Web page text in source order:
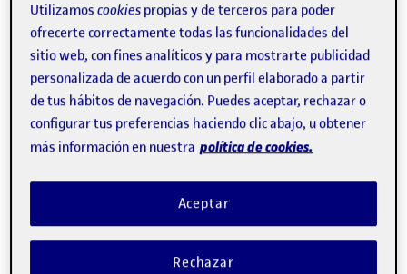
desemboquen en problemas más importantes, con lo
que fomentarán un ambiente de colaboración y de
respeto. Estas habilidades no solo mejoran la
comunicación y la comprensión mutua, sino que también
ayudan a desarrollar soluciones creativas y beneficiosas
para todas las partes implicadas, lo que llevará a
aumentar la cohesión y la eficiencia en cualquier grupo u
Los cursos de resolución de conflictos de la UOC te
Utilizamoscookies propias y de terceros para poder
ofrecerte correctamente todas las funcionalidades del
sitio web, con fines analíticos y para mostrarte publicidad
personalizada de acuerdo con un perfil elaborado a partir
de tus hábitos de navegación. Puedes aceptar, rechazar o
configurar tus preferencias haciendo clic abajo, u obtener
más información en nuestra política de cookies.
Rechazar
Aceptar